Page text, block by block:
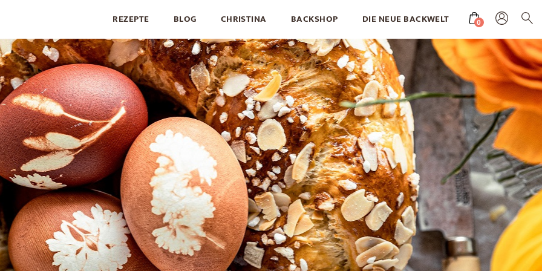
REZEPTE BLOG CHRISTINA BACKSHOP DIE NEUE BACKWELT 0